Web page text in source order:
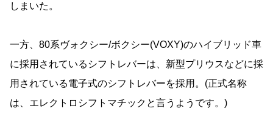
しまいた。
一方、80系ヴォクシー/ボクシー(VOXY)のハイブリッド車
に採用されているシフトレバーは、新型プリウスなどに採
用されている電子式のシフトレバーを採用。(正式名称
は、エレクトロシフトマチックと言うようです。)